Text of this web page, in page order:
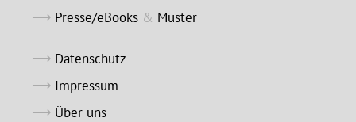
Presse/eBooks & Muster
Datenschutz
Impressum
Über uns